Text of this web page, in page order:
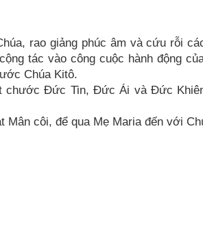
rao giảng phúc âm và cứu rỗi
tác vào công cuộc hành động
Chúa Kitô.
chước Đức Tin, Đức Ái và Đức
côi, để qua Mẹ Maria đến với